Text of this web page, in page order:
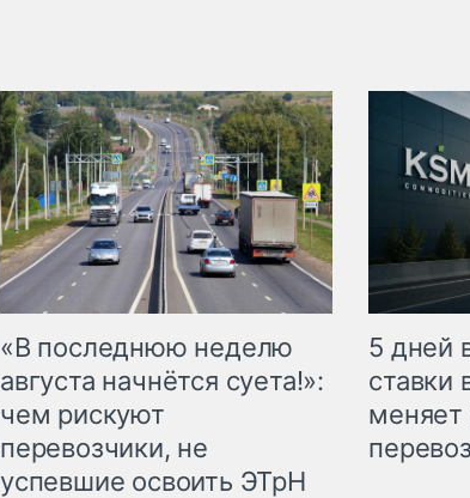
«В последнюю неделю
августа начнётся суета!»:
чем рискуют
перевозчики, не
успевшие освоить ЭТрН
5 дней
меняет